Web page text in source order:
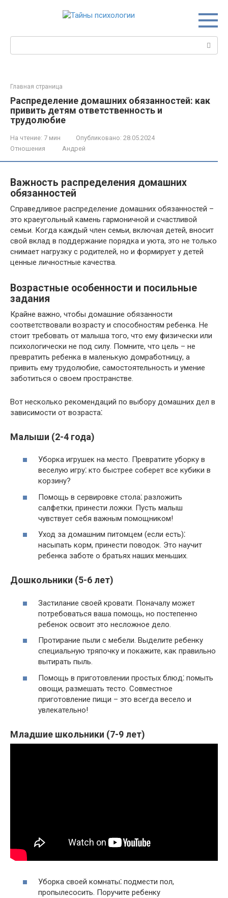
Главная страница
Распределение домашних обязанностей: как
привить детям ответственность и
трудолюбие
На чтение: 7 мин Опубликовано: 28.05.2024
Отношения
Андрей
Важность распределения домашних
обязанностей
Справедливое распределение домашних обязанностей –
это краеугольный камень гармоничной и счастливой
семьи.​ Когда каждый член семьи, включая детей, вносит
свой вклад в поддержание порядка и уюта, это не только
снимает нагрузку с родителей, но и формирует у детей
ценные личностные качества.
Возрастные особенности и посильные
задания
Крайне важно, чтобы домашние обязанности
соответствовали возрасту и способностям ребенка.​ Не
стоит требовать от малыша того, что ему физически или
психологически не под силу. Помните, что цель – не
превратить ребенка в маленькую домработницу, а
привить ему трудолюбие, самостоятельность и умение
заботиться о своем пространстве.
Вот несколько рекомендаций по выбору домашних дел в
зависимости от возраста⁚
Малыши (2-4 года)
Уборка игрушек на место. Превратите уборку в
веселую игру⁚ кто быстрее соберет все кубики в
корзину?​
Помощь в сервировке стола⁚ разложить
салфетки, принести ложки.​ Пусть малыш
чувствует себя важным помощником!​
Уход за домашним питомцем (если есть)⁚
насыпать корм, принести поводок.​ Это научит
ребенка заботе о братьях наших меньших.
Дошкольники (5-6 лет)
Застилание своей кровати.​ Поначалу может
потребоваться ваша помощь, но постепенно
ребенок освоит это несложное дело.
Протирание пыли с мебели. Выделите ребенку
специальную тряпочку и покажите, как правильно
вытирать пыль.​
Помощь в приготовлении простых блюд⁚ помыть
овощи, размешать тесто.​ Совместное
приготовление пищи – это всегда весело и
увлекательно!​
Младшие школьники (7-9 лет)
Уборка своей комнаты⁚ подмести пол,
пропылесосить.​ Поручите ребенку